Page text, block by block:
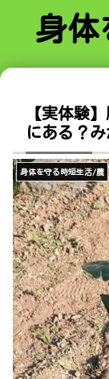
身体
【実体験
にある？
身体を守る時短生活/農